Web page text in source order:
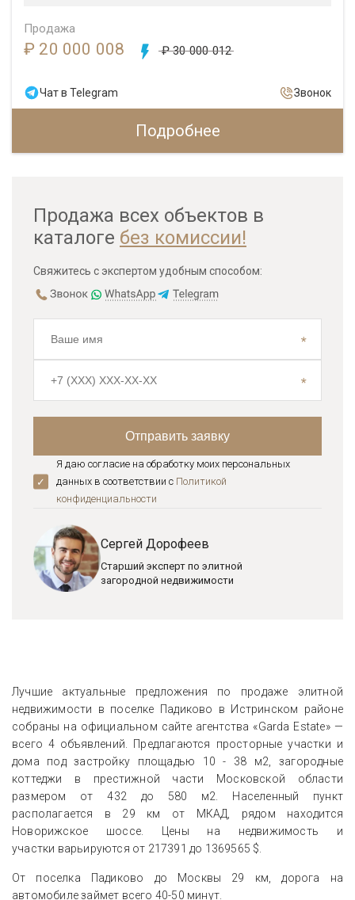
Продажа
₽ 20 000 008 ₽ 30 000 012
Чат в Telegram Звонок
Подробнее
Продажа всех объектов в
каталоге без комиссии!
Свяжитесь с экспертом удобным способом:
Я даю согласие на обработку моих персональных
данных в соответствии с Политикой
конфиденциальноcти
Сергей Дорофеев
Старший эксперт по элитной
загородной недвижимости
Лучшие актуальные предложения по продаже элитной
недвижимости в поселке Падиково в Истринском районе
собраны на официальном сайте агентства «Garda Estate» —
всего 4 объявлений. Предлагаются просторные участки и
дома под застройку площадью 10 - 38 м2, загородные
коттеджи в престижной части Московской области
размером от 432 до 580 м2. Населенный пункт
располагается в 29 км от МКАД, рядом находится
Новорижское шоссе. Цены на недвижимость и
участки варьируются от 217391 до 1369565 $.
От поселка Падиково до Москвы 29 км, дорога на
автомобиле займет всего 40-50 минут.